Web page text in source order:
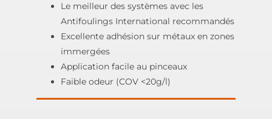
Le meilleur des systèmes avec les
Antifoulings International recommandés
Excellente adhésion sur métaux en zones
immergées
Application facile au pinceaux
Faible odeur (COV <20g/l)